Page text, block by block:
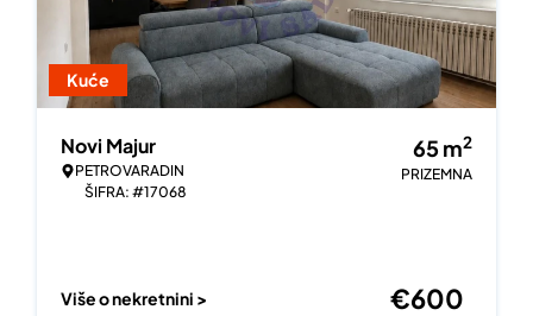
Kuće
Novi Majur
PETROVARADIN
ŠIFRA: #17068
65m2
PRIZEMNA
Više o nekretnini > €600